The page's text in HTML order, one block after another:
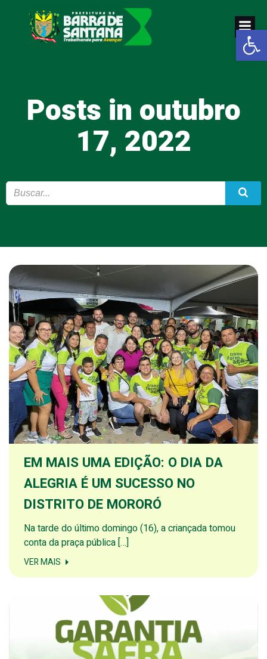
Abrir
Pular
para
o
conteúdo
Posts in outubro
17, 2022
EM MAIS UMA EDIÇÃO: O DIA DA
ALEGRIA É UM SUCESSO NO
DISTRITO DE MORORÓ
Na tarde do último domingo (16), a criançada tomou
conta da praça pública […]
VER MAIS